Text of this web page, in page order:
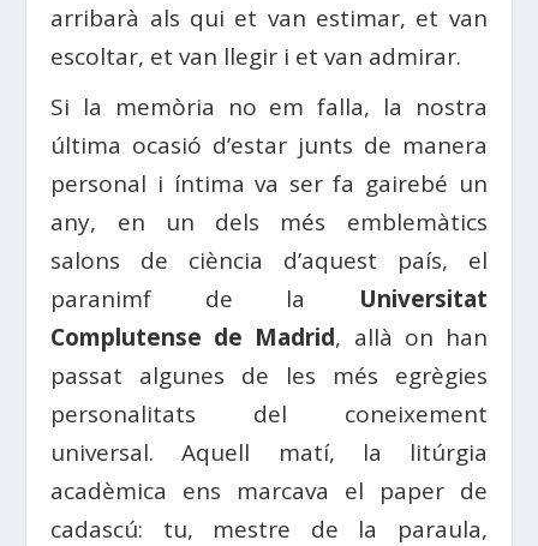
arribarà als qui et van estimar, et van
escoltar, et van llegir i et van admirar.
Si la memòria no em falla, la nostra
última ocasió d’estar junts de manera
personal i íntima va ser fa gairebé un
any, en un dels més emblemàtics
salons de ciència d’aquest país, el
paranimf de la Universitat
Complutense de Madrid, allà on han
passat algunes de les més egrègies
personalitats del coneixement
universal. Aquell matí, la litúrgia
acadèmica ens marcava el paper de
cadascú: tu, mestre de la paraula,